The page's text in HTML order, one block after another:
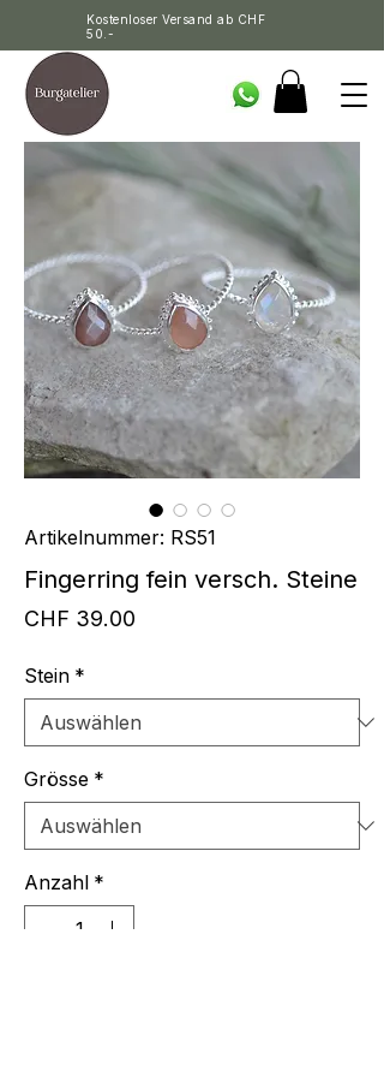
Kostenloser Versand ab CHF
50.-
Artikelnummer: RS51
Fingerring fein versch. Steine
CHF 39.00
Stein *
Grösse *
Anzahl *